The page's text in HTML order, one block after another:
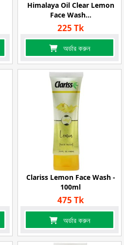
Himalaya Oil Clear Lemon
Face Wash...
225 Tk
অর্ডার করুন
Clariss Lemon Face Wash -
100ml
475 Tk
অর্ডার করুন